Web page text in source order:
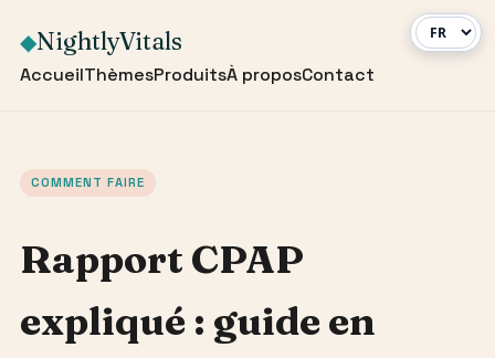
◆NightlyVitals
AccueilThèmesProduitsÀ proposContact
COMMENT FAIRE
Rapport CPAP
expliqué : guide en